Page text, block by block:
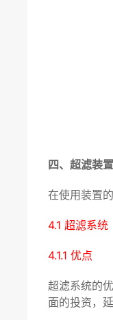
四、超滤装
在使用装置
4.1 超滤系统
4.1.1 优点
超滤系统的
面的投资，延